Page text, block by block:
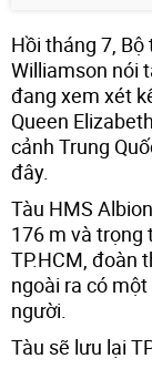
Hồi tháng 7,
Williamson nói
đang xem xét
Queen
cảnh Trung
đây.
Tàu HMS
176 m và trọng
TP.HCM, đoàn
ngoài ra có
người.
Tàu sẽ lưu lại